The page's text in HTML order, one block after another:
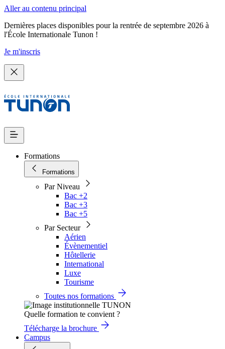
Aller au contenu principal
Dernières places disponibles pour la rentrée de septembre 2026 à
l'École Internationale Tunon !
Je m'inscris
Formations
Formations
Par Niveau
Bac +2
Bac +3
Bac +5
Par Secteur
Aérien
Évènementiel
Hôtellerie
International
Luxe
Tourisme
Toutes nos formations
Quelle formation te convient ?
Télécharge la brochure
Campus